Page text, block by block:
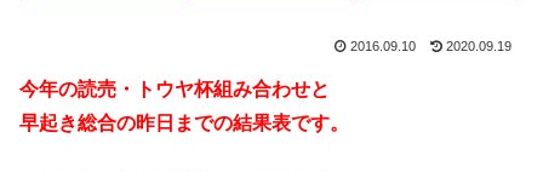
2016.09.10 2020.09.19
今年の読売・トウヤ杯組み合わせと
早起き総合の昨日までの結果表です。